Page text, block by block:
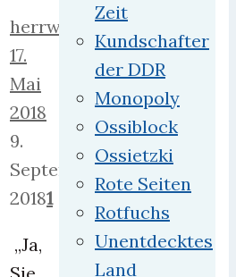
herrweber
17.
Mai
2018
9.
September
20181
„Ja,
Zeit
Kundschafter
der DDR
Monopoly
Ossiblock
Ossietzki
Rote Seiten
Rotfuchs
Unentdecktes
Land